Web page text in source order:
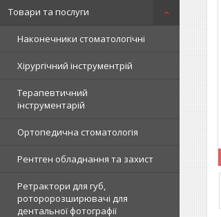
Товари та послуги
Наконечники стоматологічні
Хірургічний інструментрій
Терапевтичний
інструментарій
Ортопедична стоматологія
Рентген обладнання та захист
Ретрактори для губ,
роторорозширювачі для
дентальної фотографії